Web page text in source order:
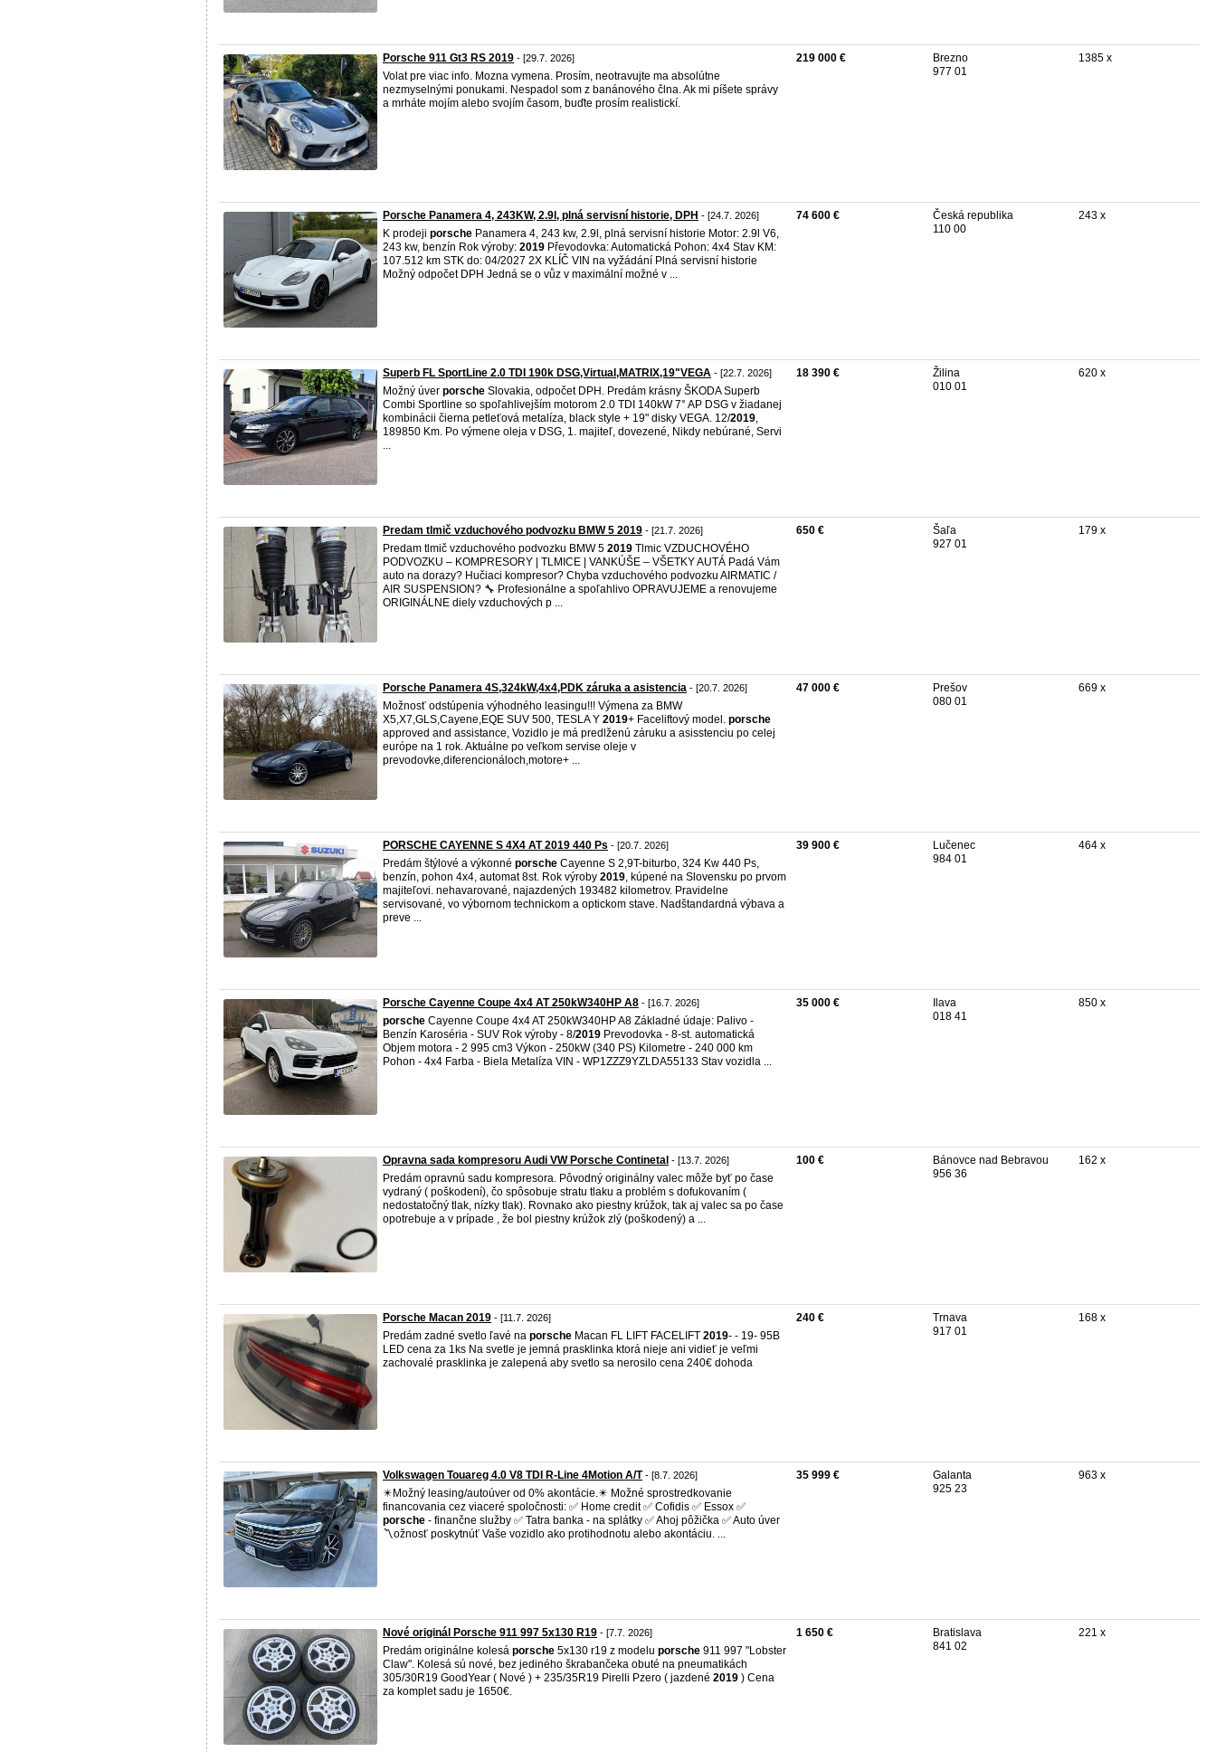
Porsche 911 Gt3 RS 2019 - [29.7. 2026]
Volat pre viac info. Mozna vymena. Prosím, neotravujte ma absolútne
nezmyselnými ponukami. Nespadol som z banánového člna. Ak mi píšete správy
a mrháte mojím alebo svojím časom, buďte prosím realistickí.
219 000 €
Brezno
977 01
1385 x
Porsche Panamera 4, 243KW, 2.9l, plná servisní historie, DPH - [24.7. 2026]
K prodeji porsche Panamera 4, 243 kw, 2.9l, plná servisní historie Motor: 2.9l V6,
243 kw, benzín Rok výroby: 2019 Převodovka: Automatická Pohon: 4x4 Stav KM:
107.512 km STK do: 04/2027 2X KLÍČ VIN na vyžádání Plná servisní historie
Možný odpočet DPH Jedná se o vůz v maximální možné v ...
74 600 €
Česká republika
110 00
243 x
Superb FL SportLine 2.0 TDI 190k DSG,Virtual,MATRIX,19"VEGA - [22.7. 2026]
Možný úver porsche Slovakia, odpočet DPH. Predám krásny ŠKODA Superb
Combi Sportline so spoľahlivejším motorom 2.0 TDI 140kW 7° AP DSG v žiadanej
kombinácii čierna petleťová metalíza, black style + 19" disky VEGA. 12/2019,
189850 Km. Po výmene oleja v DSG, 1. majiteľ, dovezené, Nikdy nebúrané, Servi
...
18 390 €
Žilina
010 01
620 x
Predam tlmič vzduchového podvozku BMW 5 2019 - [21.7. 2026]
Predam tlmič vzduchového podvozku BMW 5 2019 Tlmic VZDUCHOVÉHO
PODVOZKU – KOMPRESORY | TLMICE | VANKÚŠE – VŠETKY AUTÁ Padá Vám
auto na dorazy? Hučiaci kompresor? Chyba vzduchového podvozku AIRMATIC /
AIR SUSPENSION? 🔧 Profesionálne a spoľahlivo OPRAVUJEME a renovujeme
ORIGINÁLNE diely vzduchových p ...
650 €
Šaľa
927 01
179 x
Porsche Panamera 4S,324kW,4x4,PDK záruka a asistencia - [20.7. 2026]
Možnosť odstúpenia výhodného leasingu!!! Výmena za BMW
X5,X7,GLS,Cayene,EQE SUV 500, TESLA Y 2019+ Faceliftový model. porsche
approved and assistance, Vozidlo je má predlženú záruku a asisstenciu po celej
európe na 1 rok. Aktuálne po veľkom servise oleje v
prevodovke,diferencionáloch,motore+ ...
47 000 €
Prešov
080 01
669 x
PORSCHE CAYENNE S 4X4 AT 2019 440 Ps - [20.7. 2026]
Predám štýlové a výkonné porsche Cayenne S 2,9T-biturbo, 324 Kw 440 Ps,
benzín, pohon 4x4, automat 8st. Rok výroby 2019, kúpené na Slovensku po prvom
majiteľovi. nehavarované, najazdených 193482 kilometrov. Pravidelne
servisované, vo výbornom technickom a optickom stave. Nadštandardná výbava a
preve ...
39 900 €
Lučenec
984 01
464 x
Porsche Cayenne Coupe 4x4 AT 250kW340HP A8 - [16.7. 2026]
porsche Cayenne Coupe 4x4 AT 250kW340HP A8 Základné údaje: Palivo -
Benzín Karoséria - SUV Rok výroby - 8/2019 Prevodovka - 8-st. automatická
Objem motora - 2 995 cm3 Výkon - 250kW (340 PS) Kilometre - 240 000 km
Pohon - 4x4 Farba - Biela Metalíza VIN - WP1ZZZ9YZLDA55133 Stav vozidla ...
35 000 €
Ilava
018 41
850 x
Opravna sada kompresoru Audi VW Porsche Continetal - [13.7. 2026]
Predám opravnú sadu kompresora. Pôvodný originálny valec môže byť po čase
vydraný ( poškodení), čo spôsobuje stratu tlaku a problém s dofukovaním (
nedostatočný tlak, nízky tlak). Rovnako ako piestny krúžok, tak aj valec sa po čase
opotrebuje a v prípade , že bol piestny krúžok zlý (poškodený) a ...
100 €
Bánovce nad Bebravou
956 36
162 x
Porsche Macan 2019 - [11.7. 2026]
Predám zadné svetlo ľavé na porsche Macan FL LIFT FACELIFT 2019- - 19- 95B
LED cena za 1ks Na svetle je jemná prasklinka ktorá nieje ani vidieť je veľmi
zachovalé prasklinka je zalepená aby svetlo sa nerosilo cena 240€ dohoda
240 €
Trnava
917 01
168 x
Volkswagen Touareg 4.0 V8 TDI R-Line 4Motion A/T- [8.7. 2026]
✴️Možný leasing/autoúver od 0% akontácie.✴️ Možné sprostredkovanie
financovania cez viaceré spoločnosti: ✅ Home credit ✅ Cofidis ✅ Essox ✅
porsche - finančne služby ✅ Tatra banka - na splátky ✅ Ahoj pôžička ✅ Auto úver
〽️ožnosť poskytnúť Vaše vozidlo ako protihodnotu alebo akontáciu. ...
35 999 €
Galanta
925 23
963 x
Nové originál Porsche 911 997 5x130 R19 - [7.7. 2026]
Predám originálne kolesá porsche 5x130 r19 z modelu porsche 911 997 "Lobster
Claw". Kolesá sú nové, bez jediného škrabančeka obuté na pneumatikách
305/30R19 GoodYear ( Nové ) + 235/35R19 Pirelli Pzero ( jazdené 2019 ) Cena
za komplet sadu je 1650€.
1 650 €
Bratislava
841 02
221 x